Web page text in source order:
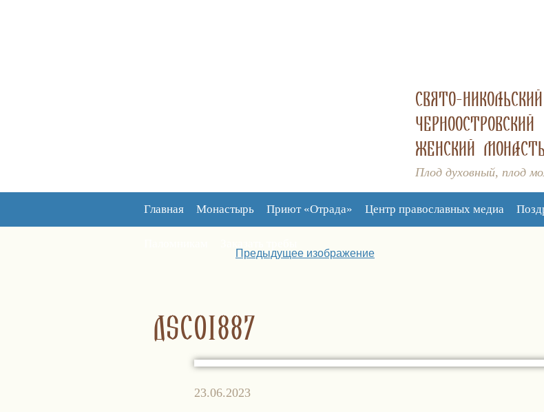
СВЯТО-НИКОЛЬСКИЙ
ЧЕРНООСТРОВСКИЙ
ЖЕНСКИЙ
Плод духовный, плод
Главная Монастырь Приют «Отрада» Центр православных медиа
Предыдущее изображение
DSC01887
Опубликовано
23.06.2023